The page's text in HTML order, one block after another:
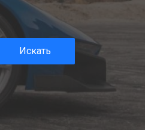
Искать